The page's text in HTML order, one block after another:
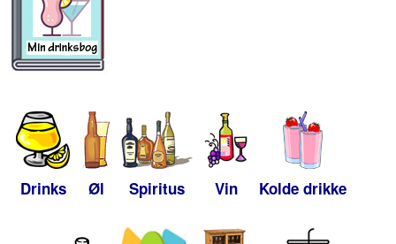
Drinks Øl Spiritus Vin Kolde drikke